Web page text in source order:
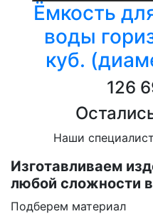
Ёмкость
воды
куб.
126
Наши
Изготавливаем
любой сложности
Подберем материал